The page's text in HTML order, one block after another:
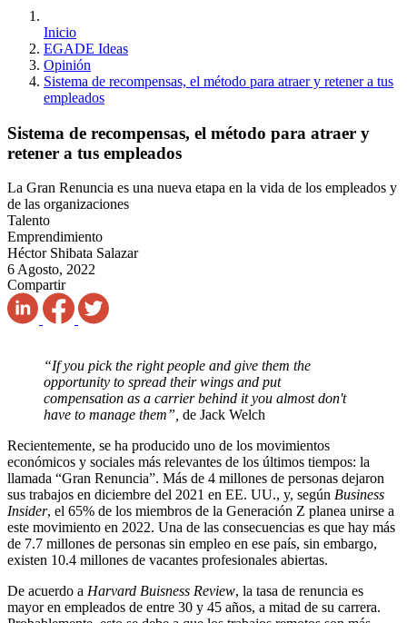
Inicio
EGADE Ideas
Opinión
Sistema de recompensas, el método para atraer y retener a tus
empleados
Sistema de recompensas, el método para atraer y
retener a tus empleados
La Gran Renuncia es una nueva etapa en la vida de los empleados y
de las organizaciones
Talento
Emprendimiento
Héctor Shibata Salazar
6 Agosto, 2022
Compartir
“If you pick the right people and give them the
opportunity to spread their wings and put
compensation as a carrier behind it you almost don't
have to manage them”, de Jack Welch
Recientemente, se ha producido uno de los movimientos
económicos y sociales más relevantes de los últimos tiempos: la
llamada “Gran Renuncia”. Más de 4 millones de personas dejaron
sus trabajos en diciembre del 2021 en EE. UU., y, según Business
Insider, el 65% de los miembros de la Generación Z planea unirse a
este movimiento en 2022. Una de las consecuencias es que hay más
de 7.7 millones de personas sin empleo en ese país, sin embargo,
existen 10.4 millones de vacantes profesionales abiertas.
De acuerdo a Harvard Buisness Review, la tasa de renuncia es
mayor en empleados de entre 30 y 45 años, a mitad de su carrera.